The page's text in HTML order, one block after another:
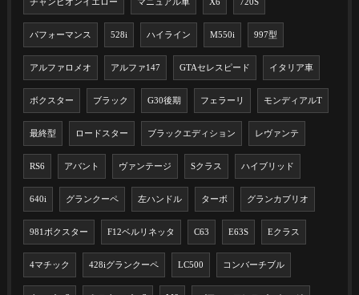
チャンピオンイエロー マニュアル車 X6 720S
パフォーマンス 528i ハイライン M550i 997型
アルファロメオ アルファ147 GTAセレスピード イタリア車
ボクスター ブラック G30後期 フェラーリ モンディアルT
最終型 ロードスター ブラックエディション レヴァンテ
RS6 アバント ヴァンテージ Sクラス ハイブリッド
640i グランクーペ 左ハンドル ターボ グランカブリオ
981ボクスター F12ベルリネッタ C63 E63S Eクラス
4マチック 428iグランクーペ LC500 コンバーチブル